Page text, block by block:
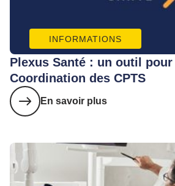
INFORMATIONS
Plexus Santé : un outil
Coordination des CPTS
En savoir plus